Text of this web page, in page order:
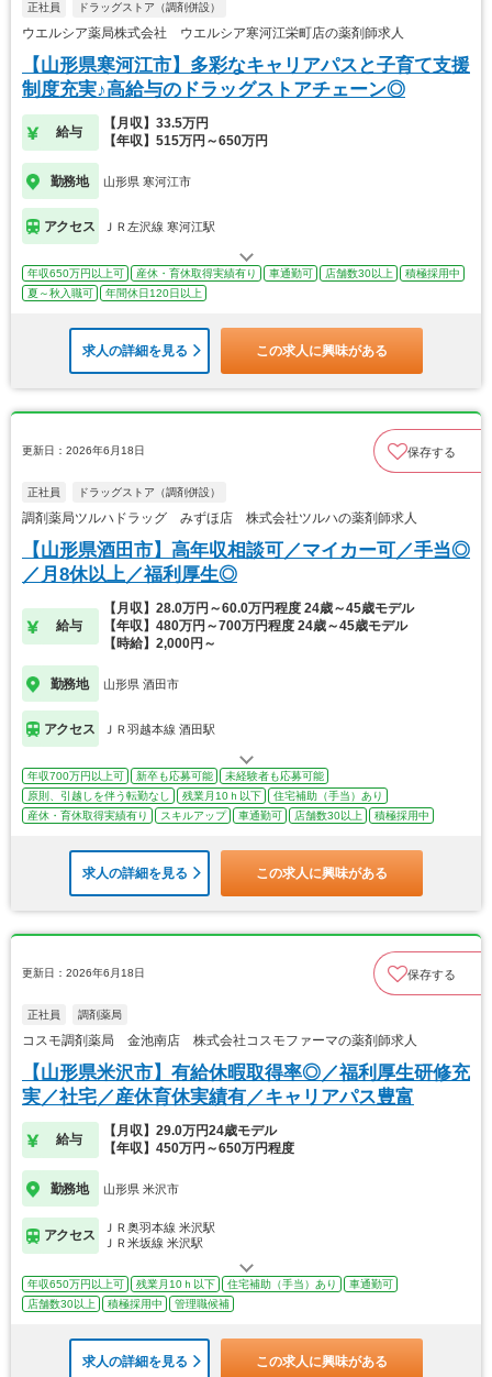
正社員 ドラッグストア（調剤併設）
ウエルシア薬局株式会社 ウエルシア寒河江栄町店の薬剤師求人
【山形県寒河江市】多彩なキャリアパスと子育て支援
制度充実♪高給与のドラッグストアチェーン◎
給与
【月収】33.5万円
【年収】515万円～650万円
勤務地 山形県 寒河江市
アクセス ＪＲ左沢線 寒河江駅
年収650万円以上可 産休・育休取得実績有り 車通勤可 店舗数30以上
積極採用中
夏～秋入職可
年間休日120日以上
求人の詳細を見る この求人に興味がある
更新日：2026年6月18日 保存する
正社員 ドラッグストア（調剤併設）
調剤薬局ツルハドラッグ みずほ店 株式会社ツルハの薬剤師求人
【山形県酒田市】高年収相談可／マイカー可／手当◎
／月8休以上／福利厚生◎
給与
【月収】28.0万円～60.0万円程度 24歳～45歳モデル
【年収】480万円～700万円程度 24歳～45歳モデル
【時給】2,000円～
勤務地 山形県 酒田市
アクセス ＪＲ羽越本線 酒田駅
年収700万円以上可 新卒も応募可能
未経験者も応募可能
原則、引越しを伴う転勤なし
残業月10ｈ以下
住宅補助（手当）あり
産休・育休取得実績有り
スキルアップ 車通勤可 店舗数30以上 積極採用中
求人の詳細を見る この求人に興味がある
更新日：2026年6月18日 保存する
正社員 調剤薬局
コスモ調剤薬局 金池南店 株式会社コスモファーマの薬剤師求人
【山形県米沢市】有給休暇取得率◎／福利厚生研修充
実／社宅／産休育休実績有／キャリアパス豊富
給与
【月収】29.0万円24歳モデル
【年収】450万円～650万円程度
勤務地 山形県 米沢市
アクセス
ＪＲ奥羽本線 米沢駅
ＪＲ米坂線 米沢駅
年収650万円以上可 残業月10ｈ以下 住宅補助（手当）あり
車通勤可
店舗数30以上
積極採用中 管理職候補
求人の詳細を見る この求人に興味がある